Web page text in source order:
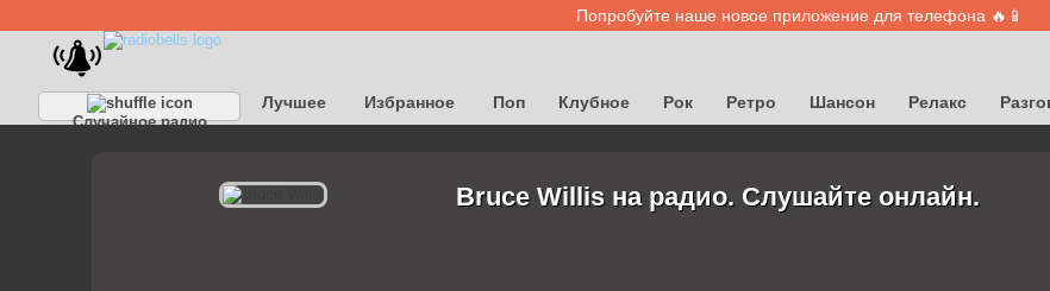
Попробуйте наше новое приложение для телефона 🔥📱
Случайное радио
Лучшее Избранное Поп Клубное Рок Ретро Шансон Релакс
Bruce Willis на радио. Слушайте онлайн.